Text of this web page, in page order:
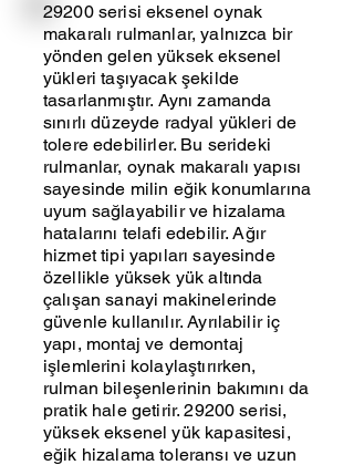
29200 serisi eksenel oynak
makaralı rulmanlar, yalnızca bir
yönden gelen yüksek eksenel
yükleri taşıyacak şekilde
tasarlanmıştır. Aynı zamanda
sınırlı düzeyde radyal yükleri de
tolere edebilirler. Bu serideki
rulmanlar, oynak makaralı yapısı
sayesinde milin eğik konumlarına
uyum sağlayabilir ve hizalama
hatalarını telafi edebilir. Ağır
hizmet tipi yapıları sayesinde
özellikle yüksek yük altında
çalışan sanayi makinelerinde
güvenle kullanılır. Ayrılabilir iç
yapı, montaj ve demontaj
işlemlerini kolaylaştırırken,
rulman bileşenlerinin bakımını da
pratik hale getirir. 29200 serisi,
yüksek eksenel yük kapasitesi,
eğik hizalama toleransı ve uzun